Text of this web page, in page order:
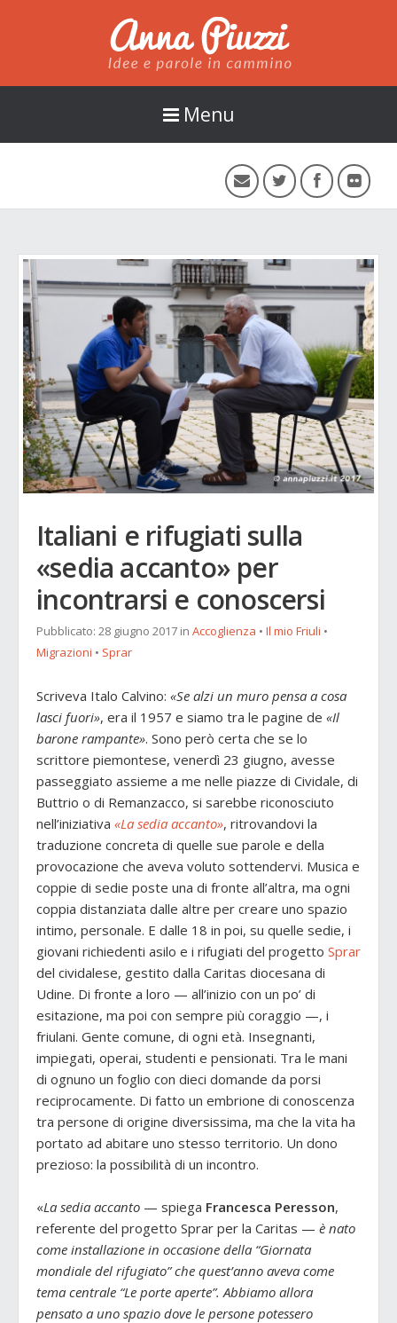
Anna Piuzzi
Menu
Italiani e rifugiati sulla
«sedia accanto» per
incontrarsi e conoscersi
Pubblicato: 28 giugno 2017 in Accoglienza • Il mio Friuli •
Migrazioni • Sprar
Scriveva Italo Calvino: «Se alzi un muro pensa a cosa
lasci fuori», era il 1957 e siamo tra le pagine de «Il
barone rampante». Sono però certa che se lo
scrittore piemontese, venerdì 23 giugno, avesse
passeggiato assieme a me nelle piazze di Cividale, di
Buttrio o di Remanzacco, si sarebbe riconosciuto
nell’iniziativa «La sedia accanto», ritrovandovi la
traduzione concreta di quelle sue parole e della
provocazione che aveva voluto sottendervi. Musica e
coppie di sedie poste una di fronte all’altra, ma ogni
coppia distanziata dalle altre per creare uno spazio
intimo, personale. E dalle 18 in poi, su quelle sedie, i
giovani richiedenti asilo e i rifugiati del progetto Sprar
del cividalese, gestito dalla Caritas diocesana di
Udine. Di fronte a loro — all’inizio con un po’ di
esitazione, ma poi con sempre più coraggio —, i
friulani. Gente comune, di ogni età. Insegnanti,
impiegati, operai, studenti e pensionati. Tra le mani
di ognuno un foglio con dieci domande da porsi
reciprocamente. Di fatto un embrione di conoscenza
tra persone di origine diversissima, ma che la vita ha
portato ad abitare uno stesso territorio. Un dono
prezioso: la possibilità di un incontro.
«La sedia accanto — spiega Francesca Peresson,
referente del progetto Sprar per la Caritas — è nato
come installazione in occasione della “Giornata
mondiale del rifugiato” che quest’anno aveva come
tema centrale “Le porte aperte”. Abbiamo allora
pensato a uno spazio dove le persone potessero